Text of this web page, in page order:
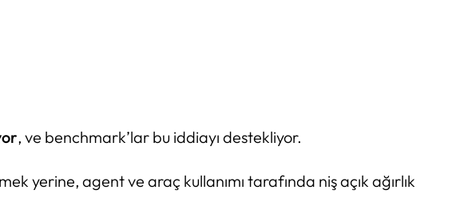
, ve benchmark’lar bu iddiayı destekliyor.
yerine, agent ve araç kullanımı tarafında niş açık ağırlık